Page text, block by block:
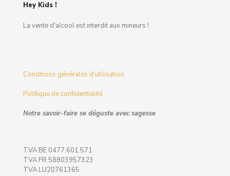
Hey Kids !
La vente d'alcool est interdit aux mineurs !
Conditions générales d'utilisation
Politique de confidentialité
Notre savoir-faire se déguste avec sagesse
TVA BE 0477.601.571
TVA FR 58803957323
TVA LU20761365